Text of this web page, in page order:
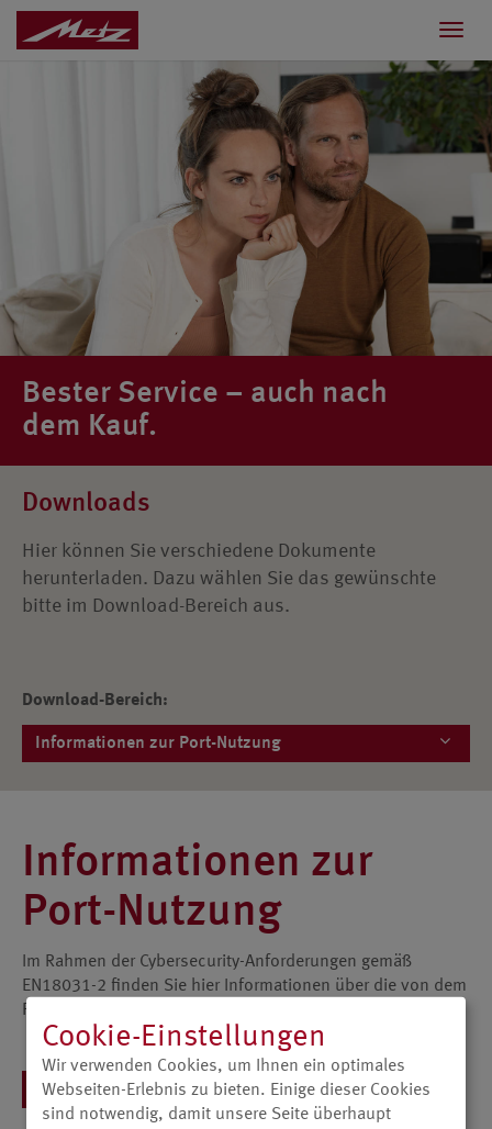
Bester Service – auch nach
dem Kauf.
Downloads
Hier können Sie verschiedene Dokumente
herunterladen. Dazu wählen Sie das gewünschte
bitte im Download-Bereich aus.
Download-Bereich:
Informationen zur Port-Nutzung
Informationen zur
Port-Nutzung
Im Rahmen der Cybersecurity-Anforderungen gemäß
EN18031-2 finden Sie hier Informationen über die von dem
Fernsehgerät verwendeten Internet-Ports.
Geräteserien FA und FB
Cookie-Einstellungen
Wir verwenden Cookies, um Ihnen ein optimales
Webseiten-Erlebnis zu bieten. Einige dieser Cookies
sind notwendig, damit unsere Seite überhaupt